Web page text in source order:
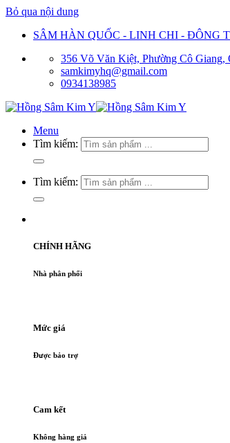
Bỏ qua nội dung
SÂM HÀN QUỐC - LINH CHI - ĐÔNG
356 Võ Văn Kiệt, Phường Cô Giang,
samkimyhq@gmail.com
0934138985
Menu
Tìm kiếm:
Tìm kiếm:
CHÍNH HÃNG
Nhà phân phối
Mức giá
Được bảo trợ
Cam kết
Không hàng giả